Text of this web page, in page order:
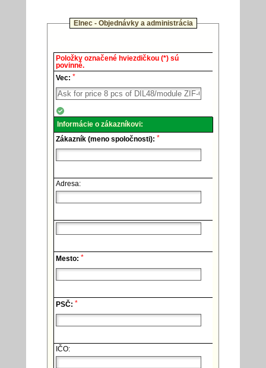
Elnec - Objednávky a administrácia
Elnec
Technická
podpora.
Položky označené hviezdičkou (*) sú
povinné.
Vec: *
Informácie o zákazníkovi:
Zákazník (meno spoločnosti): *
Adresa:
Mesto: *
PSČ: *
IČO: